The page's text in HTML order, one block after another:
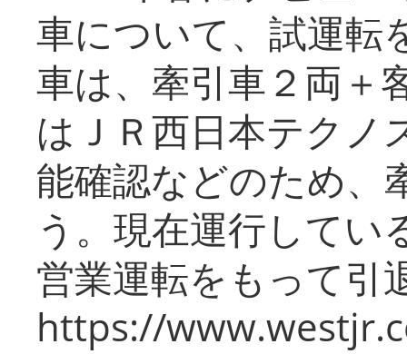
車について、試運転
車は、牽引車２両＋
はＪＲ西日本テクノ
能確認などのため、
う。現在運行してい
営業運転をもって引
https://